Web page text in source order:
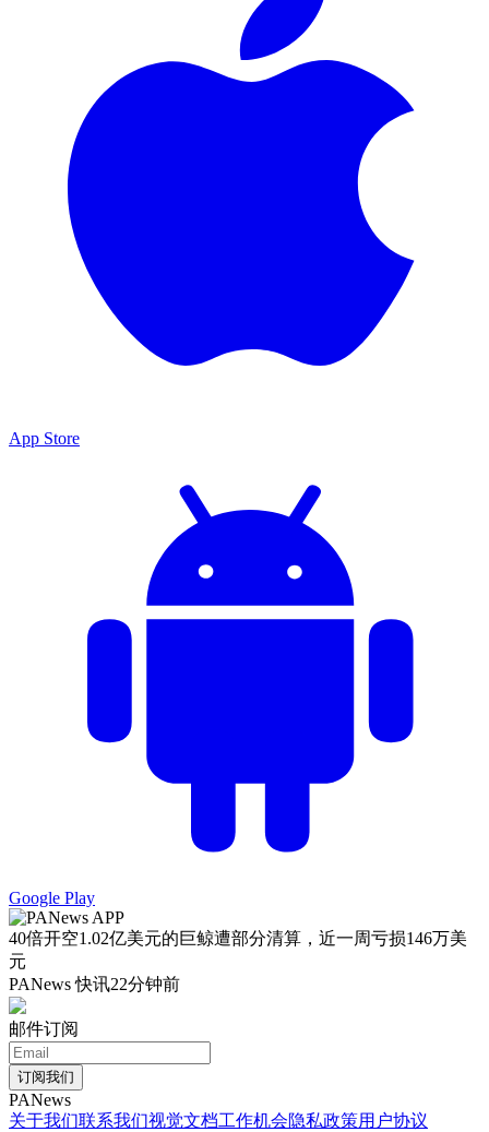
App Store
Google Play
40倍开空1.02亿美元的巨鲸遭部分清算，近一周亏损146万美
元
PANews 快讯22分钟前
邮件订阅
订阅我们
PANews
关于我们联系我们视觉文档工作机会隐私政策用户协议